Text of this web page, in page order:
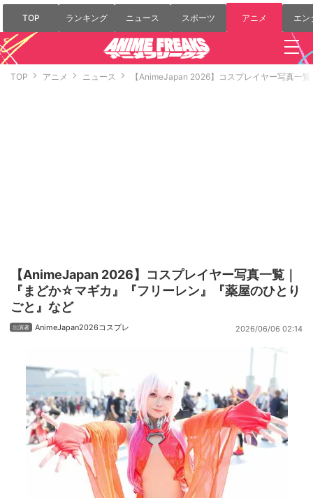
TOP ランキング ニュース スポーツ アニメ エン
TOP アニメ ニュース 【AnimeJapan 2026】コスプレイヤー写真一
【AnimeJapan 2026】コスプレイヤー写真一覧｜
『まどか☆マギカ』『フリーレン』『薬屋のひとり
ごと』など
AnimeJapan2026コスプレ 2026/06/06 02:14